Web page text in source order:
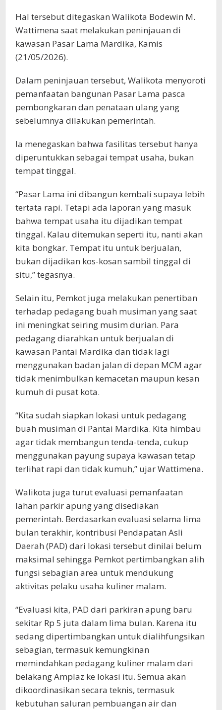
Hal tersebut ditegaskan Walikota Bodewin M.
Wattimena saat melakukan peninjauan di
kawasan Pasar Lama Mardika, Kamis
(21/05/2026).
Dalam peninjauan tersebut, Walikota menyoroti
pemanfaatan bangunan Pasar Lama pasca
pembongkaran dan penataan ulang yang
sebelumnya dilakukan pemerintah.
Ia menegaskan bahwa fasilitas tersebut hanya
diperuntukkan sebagai tempat usaha, bukan
tempat tinggal.
“Pasar Lama ini dibangun kembali supaya lebih
tertata rapi. Tetapi ada laporan yang masuk
bahwa tempat usaha itu dijadikan tempat
tinggal. Kalau ditemukan seperti itu, nanti akan
kita bongkar. Tempat itu untuk berjualan,
bukan dijadikan kos-kosan sambil tinggal di
situ,” tegasnya.
Selain itu, Pemkot juga melakukan penertiban
terhadap pedagang buah musiman yang saat
ini meningkat seiring musim durian. Para
pedagang diarahkan untuk berjualan di
kawasan Pantai Mardika dan tidak lagi
menggunakan badan jalan di depan MCM agar
tidak menimbulkan kemacetan maupun kesan
kumuh di pusat kota.
“Kita sudah siapkan lokasi untuk pedagang
buah musiman di Pantai Mardika. Kita himbau
agar tidak membangun tenda-tenda, cukup
menggunakan payung supaya kawasan tetap
terlihat rapi dan tidak kumuh,” ujar Wattimena.
Walikota juga turut evaluasi pemanfaatan
lahan parkir apung yang disediakan
pemerintah. Berdasarkan evaluasi selama lima
bulan terakhir, kontribusi Pendapatan Asli
Daerah (PAD) dari lokasi tersebut dinilai belum
maksimal sehingga Pemkot pertimbangkan alih
fungsi sebagian area untuk mendukung
aktivitas pelaku usaha kuliner malam.
“Evaluasi kita, PAD dari parkiran apung baru
sekitar Rp 5 juta dalam lima bulan. Karena itu
sedang dipertimbangkan untuk dialihfungsikan
sebagian, termasuk kemungkinan
memindahkan pedagang kuliner malam dari
belakang Amplaz ke lokasi itu. Semua akan
dikoordinasikan secara teknis, termasuk
kebutuhan saluran pembuangan air dan